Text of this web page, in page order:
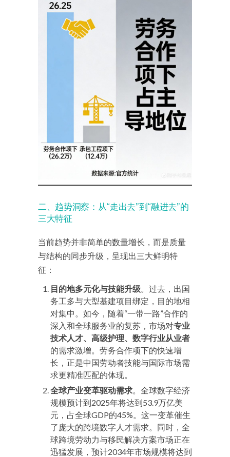
二、趋势洞察：从“走出去”到“融进去”的
三大特征
当前趋势并非简单的数量增长，而是质量
与结构的同步升级，呈现出三大鲜明特
征：
目的地多元化与技能升级。过去，出国
务工多与大型基建项目绑定，目的地相
对集中。如今，随着“一带一路”合作的
深入和全球服务业的复苏，市场对专业
技术人才、高级护理、数字行业从业者
的需求激增。劳务合作项下的快速增
长，正是中国劳动者技能与国际市场需
求更精准匹配的体现。
全球产业变革驱动需求。全球数字经济
规模预计到2025年将达到53.9万亿美
元，占全球GDP的45%。这一变革催生
了庞大的跨境数字人才需求。同时，全
球跨境劳动力与移民解决方案市场正在
迅猛发展，预计2034年市场规模将达到